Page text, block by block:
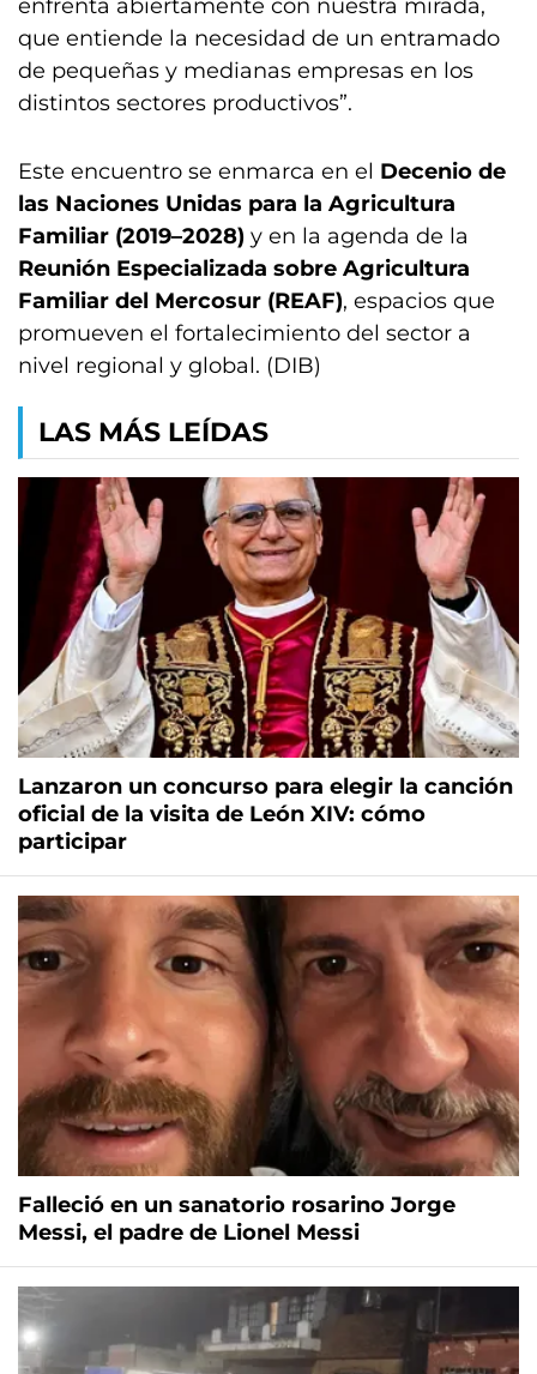
enfrenta abiertamente con nuestra mirada,
que entiende la necesidad de un entramado
de pequeñas y medianas empresas en los
distintos sectores productivos”.
Este encuentro se enmarca en el Decenio de
las Naciones Unidas para la Agricultura
Familiar (2019–2028) y en la agenda de la
Reunión Especializada sobre Agricultura
Familiar del Mercosur (REAF), espacios que
promueven el fortalecimiento del sector a
nivel regional y global. (DIB)
LAS MÁS LEÍDAS
Lanzaron un concurso para elegir la canción
oficial de la visita de León XIV: cómo
participar
Falleció en un sanatorio rosarino Jorge
Messi, el padre de Lionel Messi